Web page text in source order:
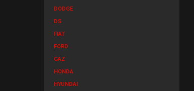
DODGE
DS
FIAT
FORD
GAZ
HONDA
HYUNDAI